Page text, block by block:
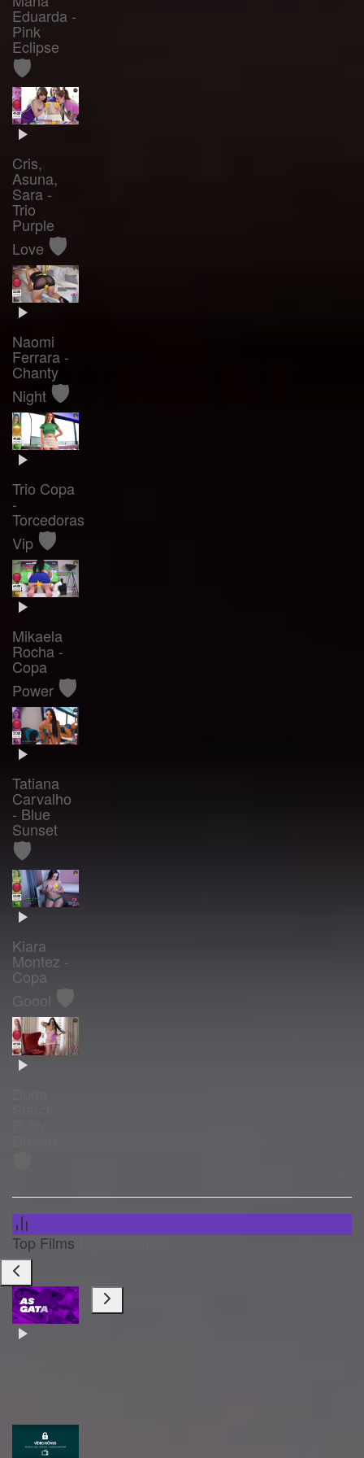
Eduarda -
Pink
Eclipse
🛡️
Cris,
Asuna,
Sara -
Trio
Purple
Love 🛡️
Naomi
Ferrara -
Chanty
Night 🛡️
Trio Copa
-
Torcedoras
Vip 🛡️
Mikaela
Rocha -
Copa
Power 🛡️
Tatiana
Carvalho
- Blue
Sunset
🛡️
Kiara
Montez -
Copa
Goool 🛡️
Top FilmsExplorar mais